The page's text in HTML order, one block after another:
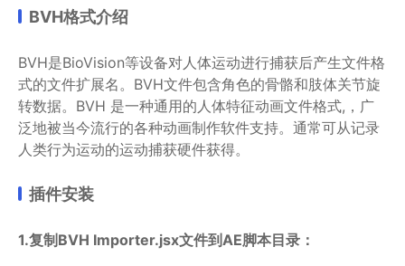
BVH格式介绍
BVH是BioVision等设备对人体运动进行捕获后产生文件格
式的文件扩展名。BVH文件包含角色的骨骼和肢体关节旋
转数据。BVH 是一种通用的人体特征动画文件格式,，广
泛地被当今流行的各种动画制作软件支持。通常可从记录
人类行为运动的运动捕获硬件获得。
插件安装
1.复制BVH Importer.jsx文件到AE脚本目录：